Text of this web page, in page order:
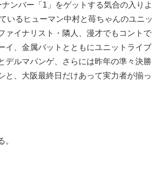
ンバー「1」をゲットする気合の入りよ
いるヒューマン中村と苺ちゃんのユニッ
ァイナリスト・隣人、漫才でもコントで
イ、金属バットとともにユニットライブ
デルマパンゲ、さらには昨年の準々決勝
と、大阪最終日だけあって実力者が揃っ